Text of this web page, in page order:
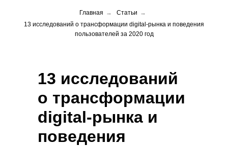
Главная → Статьи →
13 исследований о трансформации digital-рынка и поведения
пользователей за 2020 год
13 исследований
о трансформации
digital-рынка и
поведения